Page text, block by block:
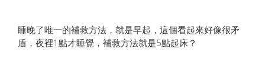
睡晚了唯一的補救方法，就是早起，這個看起來好像很矛
盾，夜裡1點才睡覺，補救方法就是5點起床？